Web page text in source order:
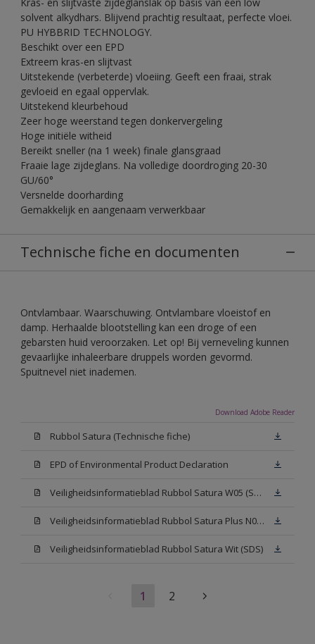
solvent alkydhars. Blijvend prachtig resultaat, perfecte vloei.
PU HYBBRID TECHNOLOGY.
Beschikt over een EPD
Extreem kras-en slijtvast
Uitstekende (verbeterde) vloeiing. Geeft een fraai, strak
gevloeid en egaal oppervlak.
Uitstekend kleurbehoud
Zeer hoge weerstand tegen donkervergeling
Hoge initiële witheid
Bereikt sneller (na 1 week) finale glansgraad
Fraaie lage zijdeglans. Na volledige doordroging 20-30
GU/60°
Versnelde doorharding
Gemakkelijk en aangenaam verwerkbaar
Technische fiche en documenten
Ontvlambaar. Waarschuwing. Ontvlambare vloeistof en
damp. Herhaalde blootstelling kan een droge of een
gebarsten huid veroorzaken. Let op! Bij verneveling kunnen
gevaarlijke inhaleerbare druppels worden gevormd.
Spuitnevel niet inademen.
Download Adobe Reader
Rubbol Satura (Technische fiche)
EPD of Environmental Product Declaration
Veiligheidsinformatieblad Rubbol Satura W05 (SDS)
Veiligheidsinformatieblad Rubbol Satura Plus N00 (SDS)
Veiligheidsinformatieblad Rubbol Satura Wit (SDS)
1 2